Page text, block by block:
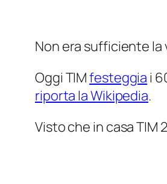
Non era sufficiente
Oggi TIMfesteggia i
riporta la Wikipedia.
Visto che in casa TIM